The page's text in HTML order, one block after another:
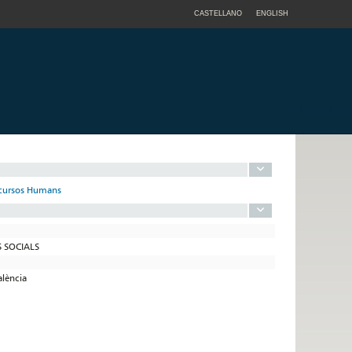
CASTELLANO ENGLISH
Humans
SOCIALS